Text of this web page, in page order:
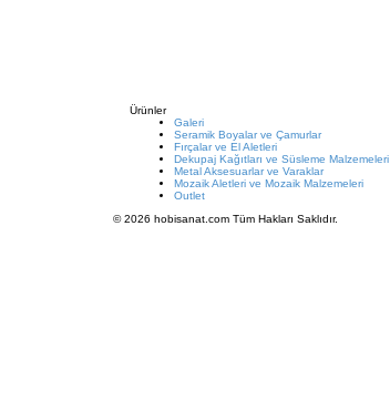
Ürünler
Galeri
Seramik Boyalar ve Çamurlar
Fırçalar ve El Aletleri
Dekupaj Kağıtları ve Süsleme Malzemeleri
Metal Aksesuarlar ve Varaklar
Mozaik Aletleri ve Mozaik Malzemeleri
Outlet
© 2026 hobisanat.com Tüm Hakları Saklıdır.